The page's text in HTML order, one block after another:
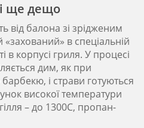
і ще дещо
від балона зі зрідженим
в спеціальній
в корпусі гриля. У процесі
дим, як при
і страви готуються
високої температури
– до 1300С, пропан-